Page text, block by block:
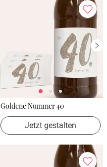
Goldene Nummer 40
Jetzt gestalten